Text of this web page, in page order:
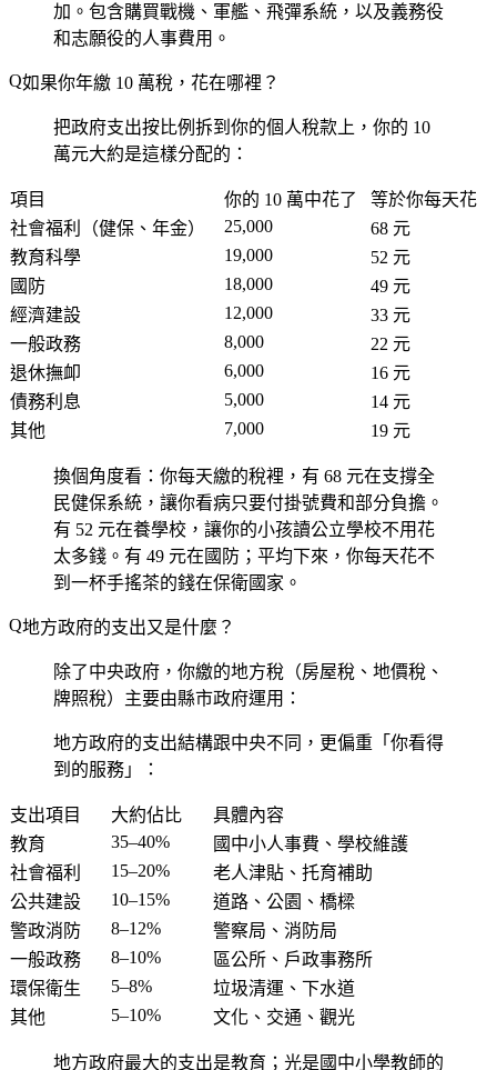
加。包含購買戰機、軍艦、飛彈系統，以及義務役
和志願役的人事費用。
如果你年繳 10 萬稅，花在哪裡？
把政府支出按比例拆到你的個人稅款上，你的 10
萬元大約是這樣分配的：
項目 你的 10 萬中花了
等於你每天花
社會福利（健保、年金）
25,000
68 元
教育科學
19,000
52 元
國防
18,000
49 元
經濟建設
12,000
33 元
一般政務
8,000
22 元
退休撫卹
6,000
16 元
債務利息
5,000
14 元
其他
7,000 19 元
換個角度看：你每天繳的稅裡，有 68 元在支撐全
民健保系統，讓你看病只要付掛號費和部分負擔。
有 52 元在養學校，讓你的小孩讀公立學校不用花
太多錢。有 49 元在國防；平均下來，你每天花不
到一杯手搖茶的錢在保衛國家。
地方政府的支出又是什麼？
除了中央政府，你繳的地方稅（房屋稅、地價稅、
牌照稅）主要由縣市政府運用：
地方政府的支出結構跟中央不同，更偏重「你看得
到的服務」：
支出項目 大約佔比
具體內容
教育
35–40%
國中小人事費、學校維護
社會福利
15–20%
老人津貼、托育補助
公共建設
10–15%
道路、公園、橋樑
警政消防
8–12%
警察局、消防局
一般政務
8–10%
區公所、戶政事務所
環保衛生
5–8%
垃圾清運、下水道
其他
5–10% 文化、交通、觀光
地方政府最大的支出是教育；光是國中小學教師的